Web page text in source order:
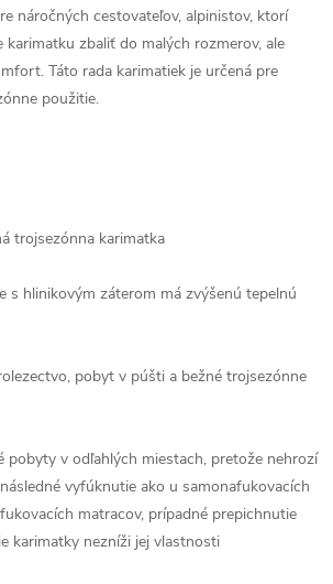
náročných cestovateľov, alpinistov, ktorí
karimatku zbaliť do malých rozmerov, ale
Táto rada karimatiek je určená pre
použitie.
trojsezónna karimatka
s hlinikovým záterom má zvýšenú tepelnú
pobyt v púšti a bežné trojsezónne
pobyty v odľahlých miestach, pretože nehrozí
vyfúknutie ako u samonafukovacích
matracov, prípadné prepichnutie
karimatky nezníži jej vlastnosti